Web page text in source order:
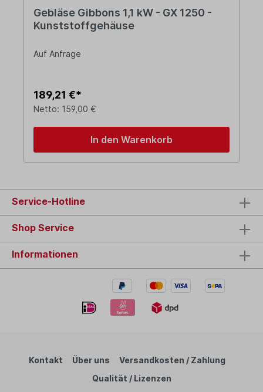
Gebläse Gibbons 1,1 kW - GX 1250 -
Kunststoffgehäuse
Auf Anfrage
189,21 €*
Netto: 159,00 €
In den Warenkorb
Service-Hotline
Shop Service
Informationen
Kontakt Über uns
Versandkosten / Zahlung
Qualität / Lizenzen